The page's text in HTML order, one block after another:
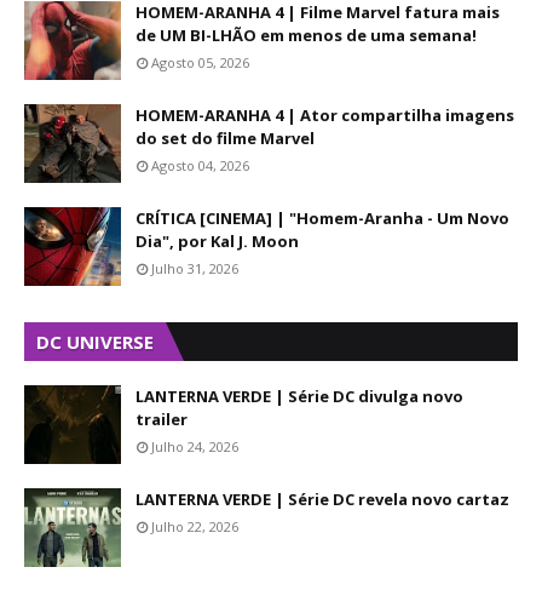
HOMEM-ARANHA 4 | Filme Marvel fatura mais
de UM BI-LHÃO em menos de uma semana!
Agosto 05, 2026
HOMEM-ARANHA 4 | Ator compartilha imagens
do set do filme Marvel
Agosto 04, 2026
CRÍTICA [CINEMA] | "Homem-Aranha - Um Novo
Dia", por Kal J. Moon
Julho 31, 2026
DC UNIVERSE
LANTERNA VERDE | Série DC divulga novo
trailer
Julho 24, 2026
LANTERNA VERDE | Série DC revela novo cartaz
Julho 22, 2026